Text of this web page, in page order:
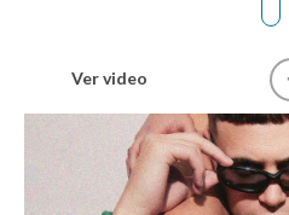
Ver video